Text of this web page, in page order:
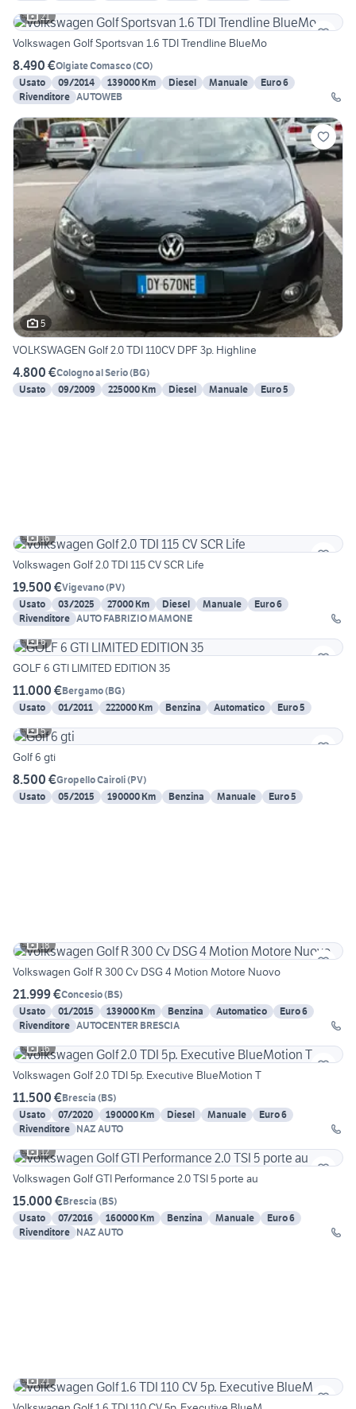
21
Volkswagen Golf Sportsvan 1.6 TDI Trendline BlueMo
8.490 €Olgiate Comasco(CO)
Usato
09/2014 139000 Km Diesel Manuale
Euro 6
Rivenditore AUTOWEB
5
VOLKSWAGEN Golf 2.0 TDI 110CV DPF 3p. Highline
4.800 €Cologno al Serio(BG)
Usato
09/2009 225000 Km Diesel Manuale Euro 5
16
Volkswagen Golf 2.0 TDI 115 CV SCR Life
19.500 €Vigevano(PV)
Usato
03/2025 27000 Km Diesel Manuale
Euro 6
Rivenditore AUTO FABRIZIO MAMONE
6
GOLF 6 GTI LIMITED EDITION 35
11.000 €Bergamo(BG)
Usato
01/2011 222000 Km Benzina Automatico
Euro 5
5
Golf 6 gti
8.500 €Gropello Cairoli(PV)
Usato
05/2015 190000 Km Benzina Manuale Euro 5
18
Volkswagen Golf R 300 Cv DSG 4 Motion Motore Nuovo
21.999 €Concesio(BS)
Usato
01/2015 139000 Km Benzina Automatico
Euro 6
Rivenditore AUTOCENTER BRESCIA
16
Volkswagen Golf 2.0 TDI 5p. Executive BlueMotion T
11.500 €Brescia (BS)
Usato
07/2020 190000 Km Diesel Manuale
Euro 6
Rivenditore NAZ AUTO
12
Volkswagen Golf GTI Performance 2.0 TSI 5 porte au
15.000 €Brescia (BS)
Usato
07/2016 160000 Km Benzina Manuale
Euro 6
Rivenditore NAZ AUTO
21